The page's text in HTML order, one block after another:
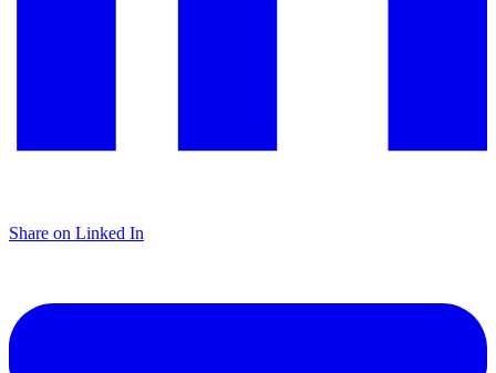
Share on Linked In